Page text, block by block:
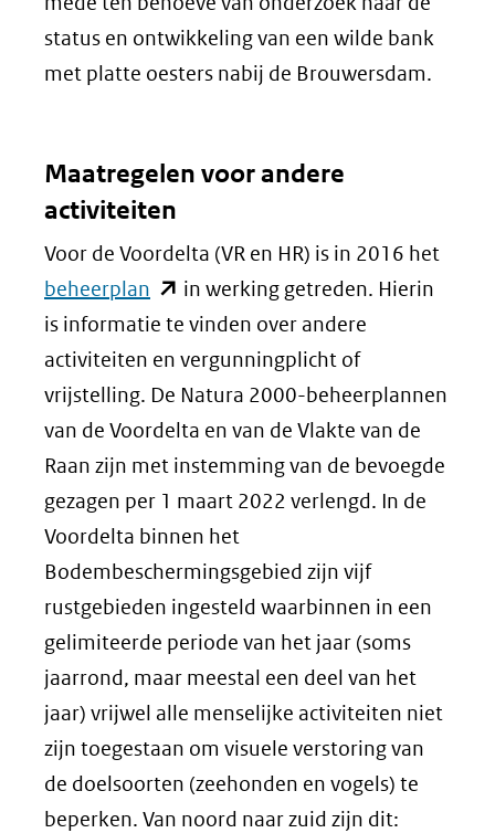
status en ontwikkeling van een wilde bank
met platte oesters nabij de Brouwersdam.
Maatregelen voor andere
activiteiten
Voor de Voordelta (VR en HR) is in 2016 het
beheerplan (opent
in
nieuw
venster)
(verwijst
naar
een
andere
website)
in werking getreden. Hierin
is informatie te vinden over andere
activiteiten en vergunningplicht of
vrijstelling. De Natura 2000-beheerplannen
van de Voordelta en van de Vlakte van de
Raan zijn met instemming van de bevoegde
gezagen per 1 maart 2022 verlengd. In de
Voordelta binnen het
Bodembeschermingsgebied zijn vijf
rustgebieden ingesteld waarbinnen in een
gelimiteerde periode van het jaar (soms
jaarrond, maar meestal een deel van het
jaar) vrijwel alle menselijke activiteiten niet
zijn toegestaan om visuele verstoring van
de doelsoorten (zeehonden en vogels) te
beperken. Van noord naar zuid zijn dit: